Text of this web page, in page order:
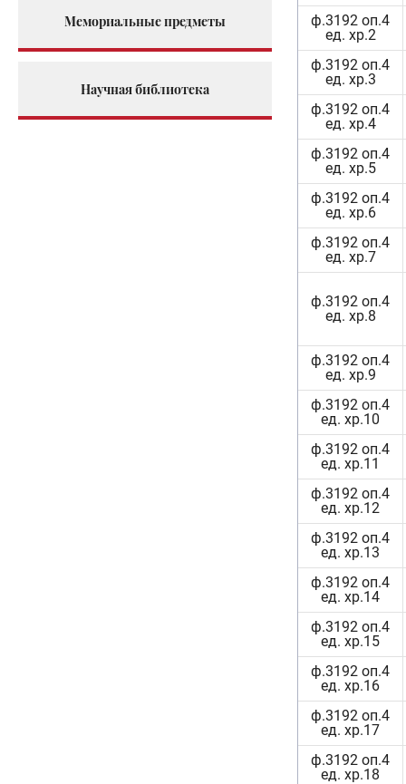
Мемориальные предметы
Научная библиотека
ф.3192 оп.4
ед. хр.2
ф.3192 оп.4
ед. хр.3
ф.3192 оп.4
ед. хр.4
ф.3192 оп.4
ед. хр.5
ф.3192 оп.4
ед. хр.6
ф.3192 оп.4
ед. хр.7
ф.3192 оп.4
ед. хр.8
ф.3192 оп.4
ед. хр.9
ф.3192 оп.4
ед. хр.10
ф.3192 оп.4
ед. хр.11
ф.3192 оп.4
ед. хр.12
ф.3192 оп.4
ед. хр.13
ф.3192 оп.4
ед. хр.14
ф.3192 оп.4
ед. хр.15
ф.3192 оп.4
ед. хр.16
ф.3192 оп.4
ед. хр.17
ф.3192 оп.4
ед. хр.18